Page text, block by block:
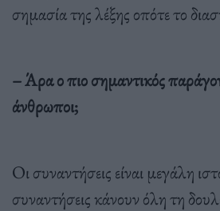
σημασία της λέξης οπότε το
– Άρα ο πιο σημαντικός
άνθρωποι;
Οι συναντήσεις είναι μεγάλη
συναντήσεις κάνουν όλη τη